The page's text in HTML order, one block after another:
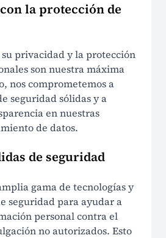
en la UE
US
Foto ID
la protección de
su privacidad y la protección
son nuestra máxima
nos comprometemos a
seguridad sólidas y a
en nuestras
de datos.
de seguridad
gama de tecnologías y
seguridad para ayudar a
personal contra el
no autorizados. Esto